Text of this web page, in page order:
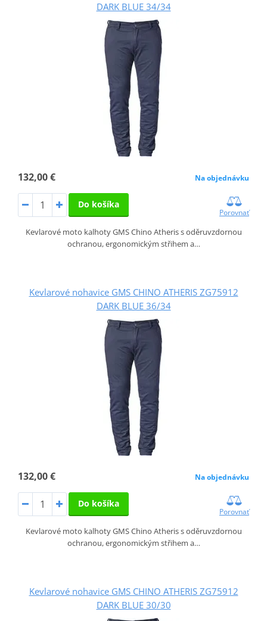
DARK BLUE 34/34
132,00 € Na objednávku
Do košíka
Porovnať
Kevlarové moto kalhoty GMS Chino Atheris s oděruvzdornou
ochranou, ergonomickým střihem a…
Kevlarové nohavice GMS CHINO ATHERIS ZG75912
DARK BLUE 36/34
132,00 € Na objednávku
Do košíka
Porovnať
Kevlarové moto kalhoty GMS Chino Atheris s oděruvzdornou
ochranou, ergonomickým střihem a…
Kevlarové nohavice GMS CHINO ATHERIS ZG75912
DARK BLUE 30/30